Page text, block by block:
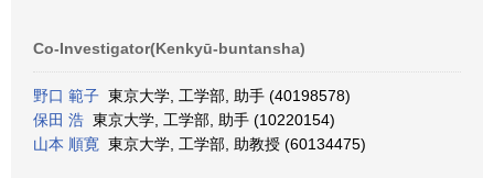
Co-Investigator(Kenkyū-buntansha)
野口 範子 東京大学, 工学部, 助手 (40198578)
保田 浩 東京大学, 工学部, 助手 (10220154)
山本 順寛 東京大学, 工学部, 助教授 (60134475)